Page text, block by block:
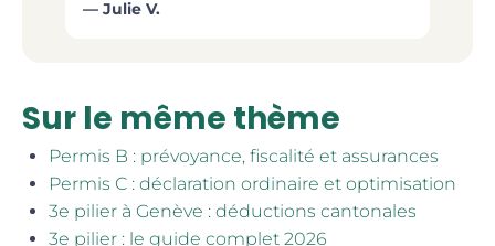
— Julie V.
Sur le même thème
Permis B : prévoyance, fiscalité et assurances
Permis C : déclaration ordinaire et optimisation
3e pilier à Genève : déductions cantonales
3e pilier : le guide complet 2026